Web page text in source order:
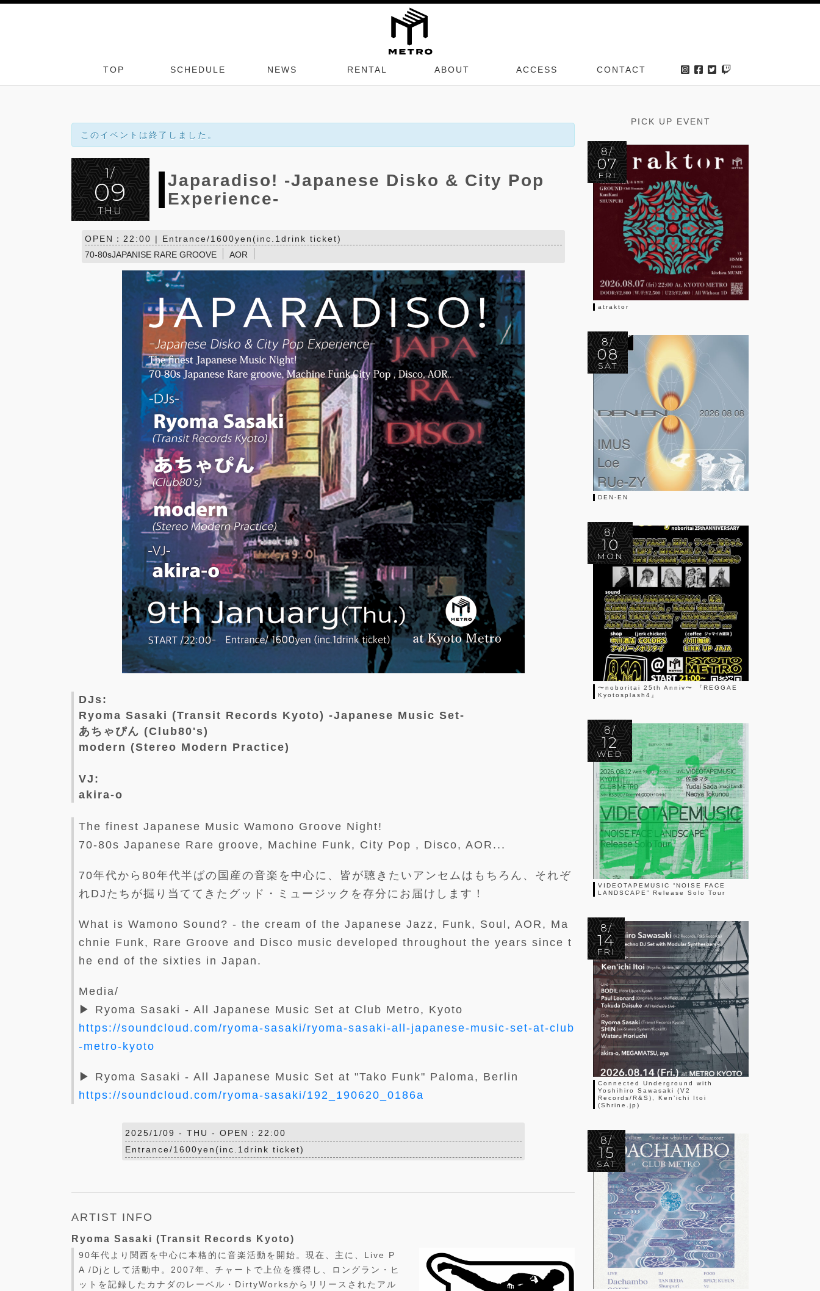
TOP SCHEDULE NEWS RENTAL ABOUT ACCESS CONTACT
このイベントは終了しました。
1/
09
THU
Japaradiso! -Japanese Disko & City Pop
Experience-
OPEN：22:00 | Entrance/1600yen(inc.1drink ticket)
70-80sJAPANISE RARE GROOVE
AOR
DJs:
Ryoma Sasaki (Transit Records Kyoto) -Japanese Music Set-
あちゃぴん (Club80's)
modern (Stereo Modern Practice)
VJ:
akira-o
The finest Japanese Music Wamono Groove Night!
70-80s Japanese Rare groove, Machine Funk, City Pop , Disco, AOR...
70年代から80年代半ばの国産の音楽を中心に、皆が聴きたいアンセムはもちろん、それぞ
れDJたちが掘り当ててきたグッド・ミュージックを存分にお届けします！
What is Wamono Sound? - the cream of the Japanese Jazz, Funk, Soul, AOR, Ma
chnie Funk, Rare Groove and Disco music developed throughout the years since t
he end of the sixties in Japan.
Media/
▶ Ryoma Sasaki - All Japanese Music Set at Club Metro, Kyoto
https://soundcloud.com/ryoma-sasaki/ryoma-sasaki-all-japanese-music-set-at-club
-metro-kyoto
▶ Ryoma Sasaki - All Japanese Music Set at "Tako Funk" Paloma, Berlin
https://soundcloud.com/ryoma-sasaki/192_190620_0186a
2025/1/09 - THU - OPEN：22:00
Entrance/1600yen(inc.1drink ticket)
ARTIST INFO
Ryoma Sasaki (Transit Records Kyoto)
90年代より関西を中心に本格的に音楽活動を開始。現在、主に、Live P
A /Djとして活動中。2007年、チャートで上位を獲得し、ロングラン・ヒ
ットを記録したカナダのレーベル・DirtyWorksからリリースされたアル
PICK UP EVENT
8/
07
FRI
atraktor
8/
08
SAT
DEN-EN
8/
10
MON
〜noboritai 25th Anniv〜 『REGGAE
Kyotosplash4』
8/
12
WED
VIDEOTAPEMUSIC “NOISE FACE
LANDSCAPE” Release Solo Tour
8/
14
FRI
Connected Underground with
Yoshihiro Sawasaki (V2
Records/R&S), Ken’ichi Itoi
(Shrine.jp)
8/
15
SAT